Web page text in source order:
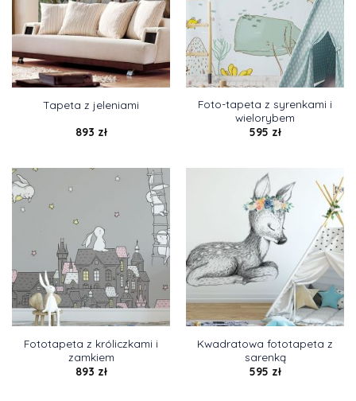
Tapeta z jeleniami
893 zł
Foto-tapeta z syrenkami i
wielorybem
595 zł
Fototapeta z króliczkami i
zamkiem
893 zł
Kwadratowa fototapeta z
sarenką
595 zł